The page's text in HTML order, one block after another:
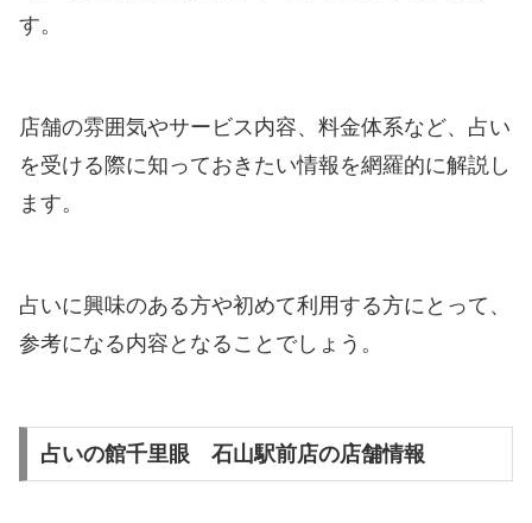
す。
店舗の雰囲気やサービス内容、料金体系など、占い
を受ける際に知っておきたい情報を網羅的に解説し
ます。
占いに興味のある方や初めて利用する方にとって、
参考になる内容となることでしょう。
占いの館千里眼 石山駅前店の店舗情報